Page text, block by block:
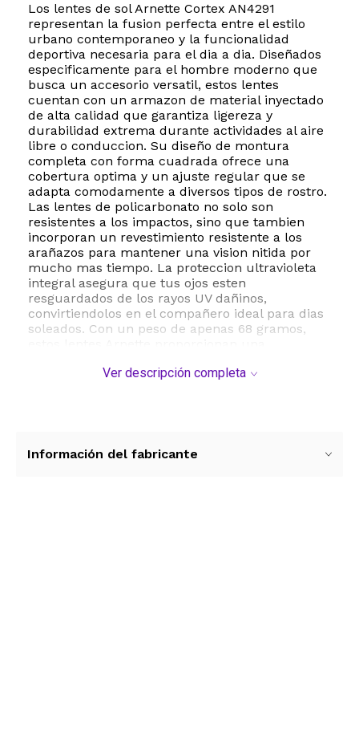
Los lentes de sol Arnette Cortex AN4291
representan la fusion perfecta entre el estilo
urbano contemporaneo y la funcionalidad
deportiva necesaria para el dia a dia. Diseñados
especificamente para el hombre moderno que
busca un accesorio versatil, estos lentes
cuentan con un armazon de material inyectado
de alta calidad que garantiza ligereza y
durabilidad extrema durante actividades al aire
libre o conduccion. Su diseño de montura
completa con forma cuadrada ofrece una
cobertura optima y un ajuste regular que se
adapta comodamente a diversos tipos de rostro.
Las lentes de policarbonato no solo son
resistentes a los impactos, sino que tambien
incorporan un revestimiento resistente a los
arañazos para mantener una vision nitida por
mucho mas tiempo. La proteccion ultravioleta
integral asegura que tus ojos esten
resguardados de los rayos UV dañinos,
convirtiendolos en el compañero ideal para dias
soleados. Con un peso de apenas 68 gramos,
llevarlos durante horas sin molestias. Ya sea
proteccion ocular superior. Especificaciones
Ver descripción completa
Información del fabricante